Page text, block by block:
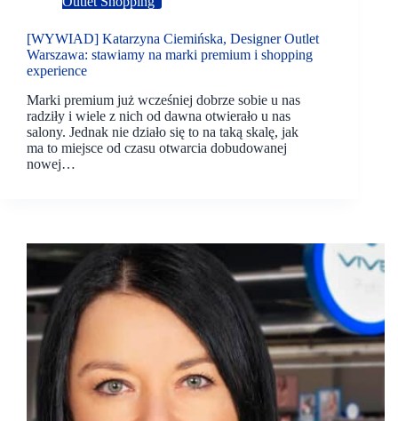
[WYWIAD] Katarzyna Ciemińska, Designer Outlet
Warszawa: stawiamy na marki premium i shopping
experience
Marki premium już wcześniej dobrze sobie u nas
radziły i wiele z nich od dawna otwierało u nas
salony. Jednak nie działo się to na taką skalę, jak
ma to miejsce od czasu otwarcia dobudowanej
nowej…